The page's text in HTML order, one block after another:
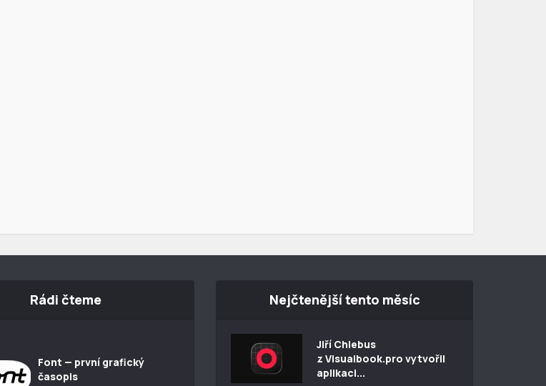
Rádi čteme
Font — první grafický
časopis
Nejčtenější tento měsíc
Jiří Chlebus
z Visualbook.pro vytvořil
aplikaci...